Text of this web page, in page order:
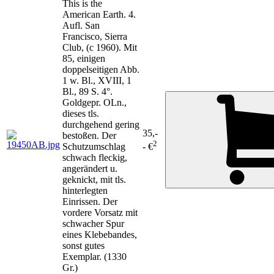
This is the
American Earth. 4.
Aufl. San
Francisco, Sierra
Club, (c 1960). Mit
85, einigen
doppelseitigen Abb.
1 w. Bl., XVIII, 1
Bl., 89 S. 4°.
Goldgepr. OLn.,
dieses tls.
durchgehend gering
bestoßen. Der
Schutzumschlag
schwach fleckig,
angerändert u.
geknickt, mit tls.
hinterlegten
Einrissen. Der
vordere Vorsatz mit
schwacher Spur
eines Klebebandes,
sonst gutes
Exemplar. (1330
Gr.)
35,-
- €2